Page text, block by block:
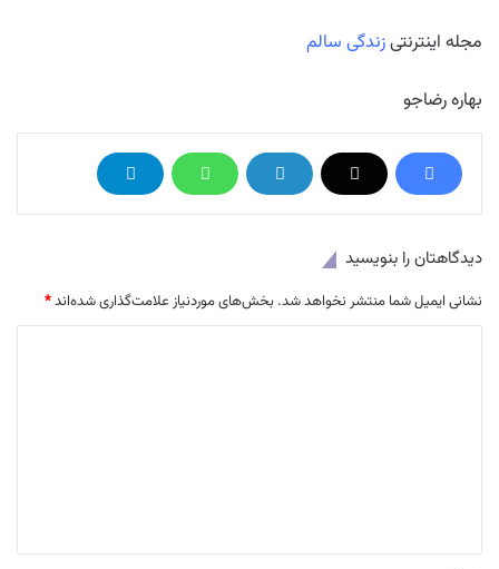
مجله اینترنتیزندگی سالم
بهاره رضاجو
دیدگاهتان را بنویسید
نشانی ایمیل شما منتشر نخواهد شد. بخش‌های موردنیاز علامت‌گذاری شده‌اند*